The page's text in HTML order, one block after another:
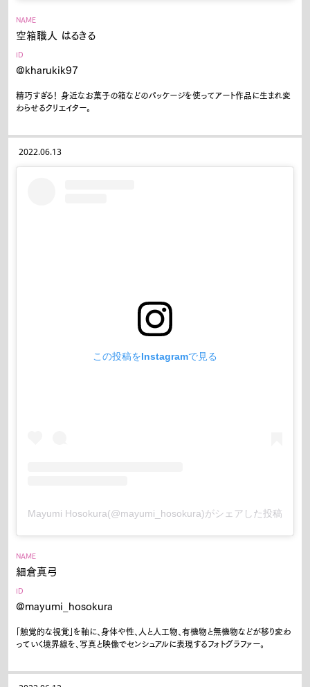
NAME
空箱職人 はるきる
ID
@kharukik97
精巧すぎる！ 身近なお菓子の箱などのパッケージを使ってアート作品に生まれ変
わらせるクリエイター。
2022.06.13
この投稿をInstagramで見る
Mayumi Hosokura(@mayumi_hosokura)がシェアした投稿
NAME
細倉真弓
ID
@mayumi_hosokura
「触覚的な視覚」を軸に、身体や性、人と人工物、有機物と無機物などが移り変わ
っていく境界線を、写真と映像でセンシュアルに表現するフォトグラファー。